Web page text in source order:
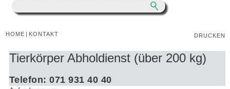
HOME | KONTAKT DRUCKEN
Tierkörper Abholdienst (über 200 kg)
Telefon: 071 931 40 40